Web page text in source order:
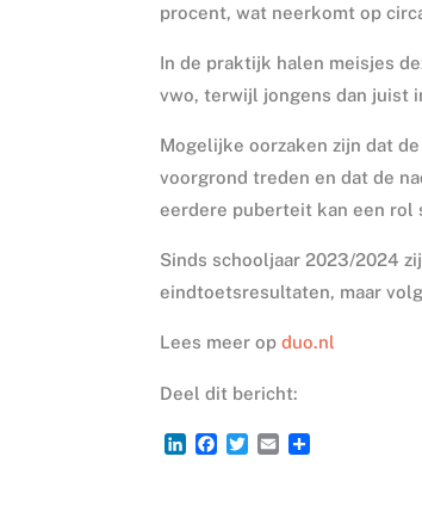
procent, wat neerkomt op
In de praktijk halen meisjes
vwo, terwijl jongens dan juist
Mogelijke oorzaken zijn dat
voorgrond treden en dat de
eerdere puberteit kan een rol
Sinds schooljaar 2023/2024
eindtoetsresultaten, maar
Lees meer opduo.nl
Deel dit bericht:
L
F
T
E